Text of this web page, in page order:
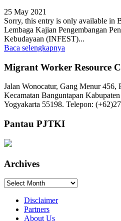
25 May 2021
Sorry, this entry is only available in
Lembaga Kajian Pengembangan
Kebudayaan (INFEST)...
Baca selengkapnya
Migrant Worker Resource
Jalan Wonocatur, Gang Menur 456,
Kecamatan Banguntapan
Yogyakarta 55198. Telepon:
Pantau PJTKI
Archives
Archives
Disclaimer
Partners
About Us